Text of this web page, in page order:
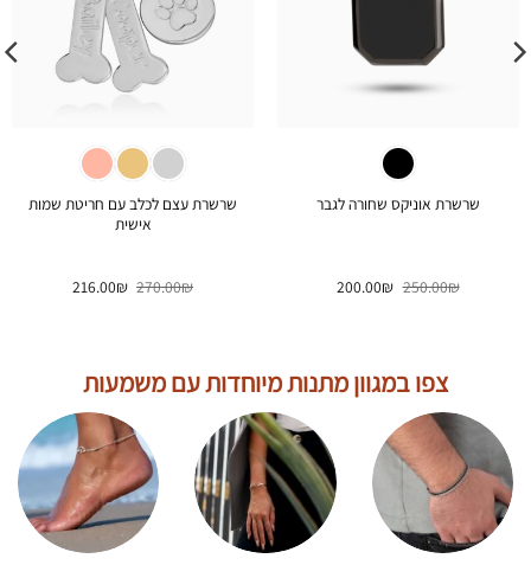
שרשרת אוניקס שחורה לגבר
250.00₪ המחיר
המקורי
200.00₪ המחיר
שרשרת עצם לכלב עם חריטת שמות
אישית
270.00₪ המחיר
המקורי
216.00₪ המחיר
צפו במגוון מתנות מיוחדות עם משמעות